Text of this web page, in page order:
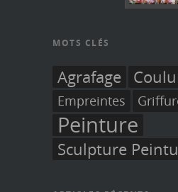
MOTS CLÉS
Agrafage
Empreintes
Peinture
Sculpture